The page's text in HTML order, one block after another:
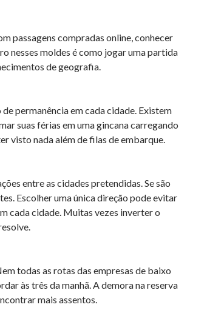
passagens compradas online, conhecer
nesses moldes é como jogar uma partida
de geografia.
permanência em cada cidade. Existem
suas férias em uma gincana carregando
visto nada além de filas de embarque.
entre as cidades pretendidas. Se são
Escolher uma única direção pode evitar
cada cidade. Muitas vezes inverter o
todas as rotas das empresas de baixo
às três da manhã. A demora na reserva
mais assentos.